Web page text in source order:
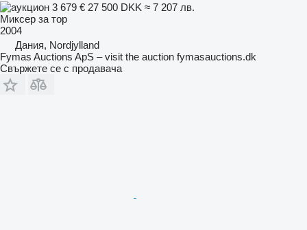
3 679 € 27 500 DKK ≈ 7 207 лв.
Миксер за тор
2004
Дания, Nordjylland
Fymas Auctions ApS – visit the auction fymasauctions.dk
Свържете се с продавача